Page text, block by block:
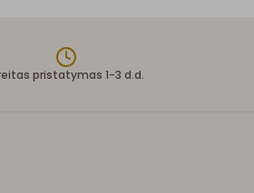
pristatymas 1-3 d.d.